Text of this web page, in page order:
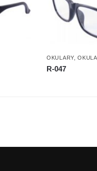
OKULARY,
R-047